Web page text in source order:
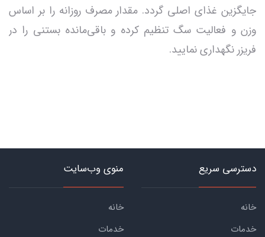
جایگزین غذای اصلی گردد. مقدار مصرف روزانه را بر اساس
وزن و فعالیت سگ تنظیم کرده و باقی‌مانده بستنی را در
فریزر نگهداری نمایید.
دسترسی سریع
خانه
خدمات
منوی وب‌سایت
خانه
خدمات